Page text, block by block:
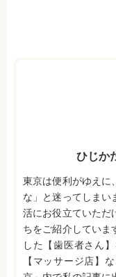
ひじか
東京は便利がゆえに
な」と迷ってしまい
活にお役立ていただ
ちをご紹介していま
した【歯医者さん
【マッサージ店】